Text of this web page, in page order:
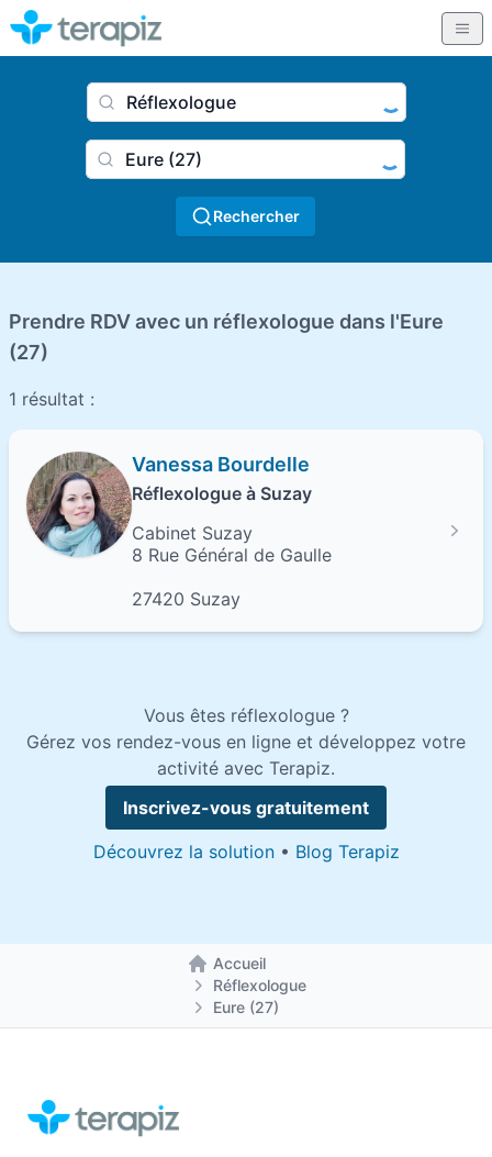
Rechercher
Prendre RDV avec un réflexologue dans l'Eure
(27)
1 résultat :
Vanessa Bourdelle
Réflexologue à Suzay
Cabinet Suzay
8 Rue Général de Gaulle
27420 Suzay
Vous êtes réflexologue ?
Gérez vos rendez-vous en ligne et développez votre
activité avec Terapiz.
Inscrivez-vous gratuitement
Découvrez la solution• Blog Terapiz
Accueil
Retour à la page d'accueil
Réflexologue
Eure (27)